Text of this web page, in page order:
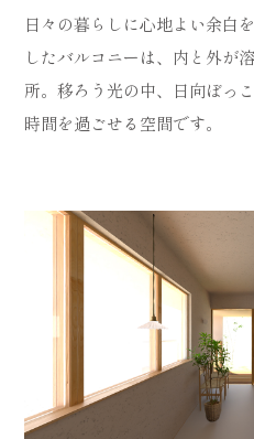
日々の暮らしに心地よい余白
したバルコニーは、内と外が
所。移ろう光の中、日向ぼっ
時間を過ごせる空間です。